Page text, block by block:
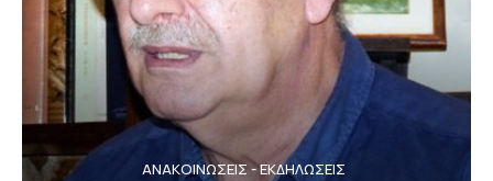
ΑΝΑΚΟΙΝΩΣΕΙΣ - ΕΚΔΗΛΩΣΕΙΣ